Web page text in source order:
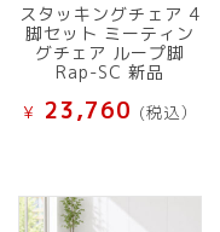
スタッキングチェア 4
脚セット ミーティン
グチェア ループ脚
Rap-SC 新品
¥ 23,760 (税込）